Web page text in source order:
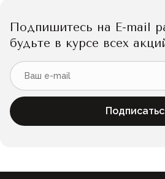
Подпишитесь на E-mail
будьте в курсе всех